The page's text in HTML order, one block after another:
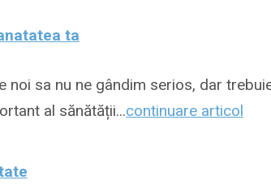
ta
noi sa nu ne gândim serios, dar
al sănătății...continuare articol